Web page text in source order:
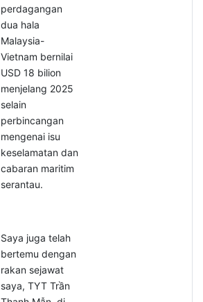
perdagangan
dua hala
Malaysia-
Vietnam bernilai
USD 18 bilion
menjelang 2025
selain
perbincangan
mengenai isu
keselamatan dan
cabaran maritim
serantau.
Saya juga telah
bertemu dengan
rakan sejawat
saya, TYT Trần